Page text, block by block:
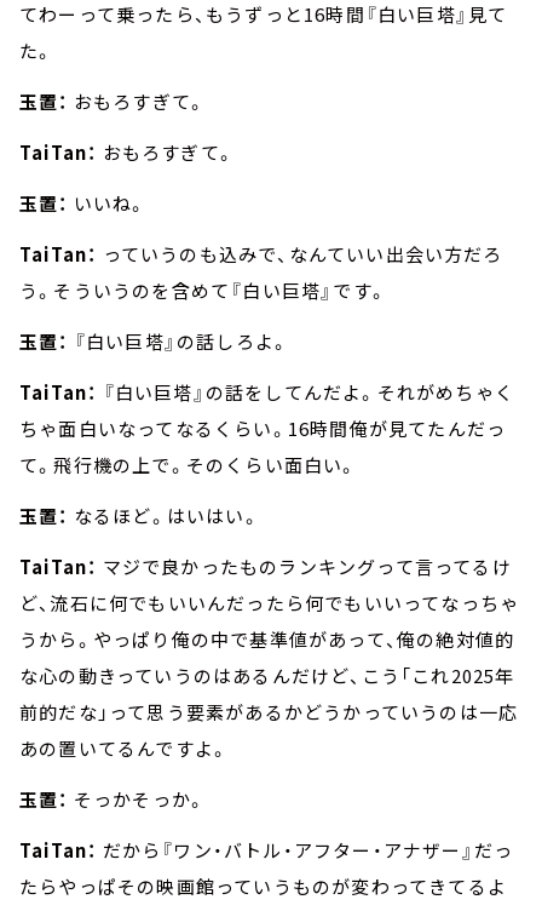
てわーって乗ったら、もうずっと16時間『白い巨塔』見て
た。
玉置： おもろすぎて。
TaiTan： おもろすぎて。
玉置： いいね。
TaiTan： っていうのも込みで、なんていい出会い方だろ
う。そういうのを含めて『白い巨塔』です。
玉置： 『白い巨塔』の話しろよ。
TaiTan： 『白い巨塔』の話をしてんだよ。それがめちゃく
ちゃ面白いなってなるくらい。16時間俺が見てたんだっ
て。飛行機の上で。そのくらい面白い。
玉置： なるほど。はいはい。
TaiTan： マジで良かったものランキングって言ってるけ
ど、流石に何でもいいんだったら何でもいいってなっちゃ
うから。やっぱり俺の中で基準値があって、俺の絶対値的
な心の動きっていうのはあるんだけど、こう「これ2025年
前的だな」って思う要素があるかどうかっていうのは一応
あの置いてるんですよ。
玉置： そっかそっか。
TaiTan： だから『ワン・バトル・アフター・アナザー』だっ
たらやっぱその映画館っていうものが変わってきてるよ